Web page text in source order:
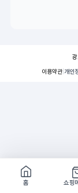
이용약관 개인
홈
쇼핑